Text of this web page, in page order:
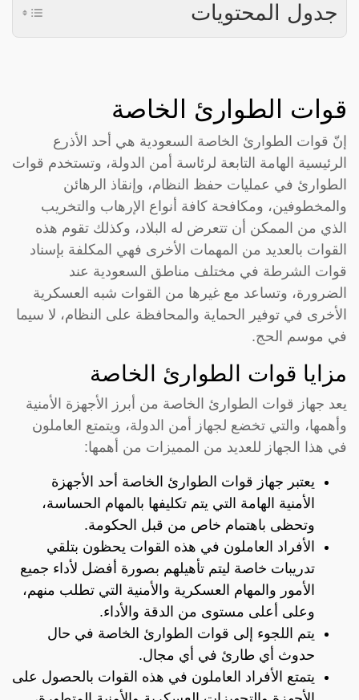
جدول المحتويات
قوات الطوارئ الخاصة
إنّ قوات الطوارئ الخاصة السعودية هي أحد الأذرع
الرئيسية الهامة التابعة لرئاسة أمن الدولة، وتستخدم قوات
الطوارئ في عمليات حفظ النظام، وإنقاذ الرهائن
والمخطوفين، ومكافحة كافة أنواع الإرهاب والتخريب
الذي من الممكن أن تتعرض له البلاد، وكذلك تقوم هذه
القوات بالعديد من المهمات الأخرى فهي المكلفة بإسناد
قوات الشرطة في مختلف مناطق السعودية عند
الضرورة، وتساعد مع غيرها من القوات شبه العسكرية
الأخرى في توفير الحماية والمحافظة على النظام، لا سيما
في موسم الحج.
مزايا قوات الطوارئ الخاصة
يعد جهاز قوات الطوارئ الخاصة من أبرز الأجهزة الأمنية
وأهمها، والتي تخضع لجهاز أمن الدولة، ويتمتع العاملون
في هذا الجهاز للعديد من المميزات من أهمها:
يعتبر جهاز قوات الطوارئ الخاصة أحد الأجهزة
الأمنية الهامة التي يتم تكليفها بالمهام الحساسة،
وتحظى باهتمام خاص من قبل الحكومة.
الأفراد العاملون في هذه القوات يحظون بتلقي
تدريبات خاصة ليتم تأهيلهم بصورة أفضل لأداء جميع
الأمور والمهام العسكرية والأمنية التي تطلب منهم،
وعلى أعلى مستوى من الدقة والأداء.
يتم اللجوء إلى قوات الطوارئ الخاصة في حال
حدوث أي طارئ في أي مجال.
يتمتع الأفراد العاملون في هذه القوات بالحصول على